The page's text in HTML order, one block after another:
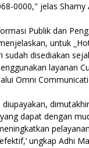
0000," jelas Shamy
Publik dan
untuk
sudah disediakan
layanan
Omni
diupayakan,
dapat dengan
ungkap Adhi